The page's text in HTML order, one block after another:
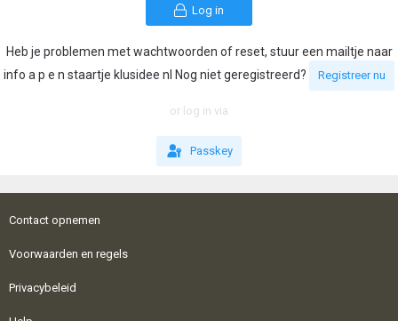
Log in
Heb je problemen met wachtwoorden of reset, stuur een mailtje naar
info a p e n staartje klusidee nl Nog niet geregistreerd?
Registreer nu
or log in via
Passkey
Contact opnemen
Voorwaarden en regels
Privacybeleid